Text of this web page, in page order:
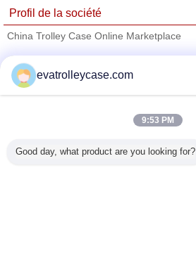
Profil de la société
China Trolley Case Online Marketplace
Trust Seal
Verified Suplier
Tous les produits
evatrolleycase.com
9:53 PM
Good day, what product are you looking for?